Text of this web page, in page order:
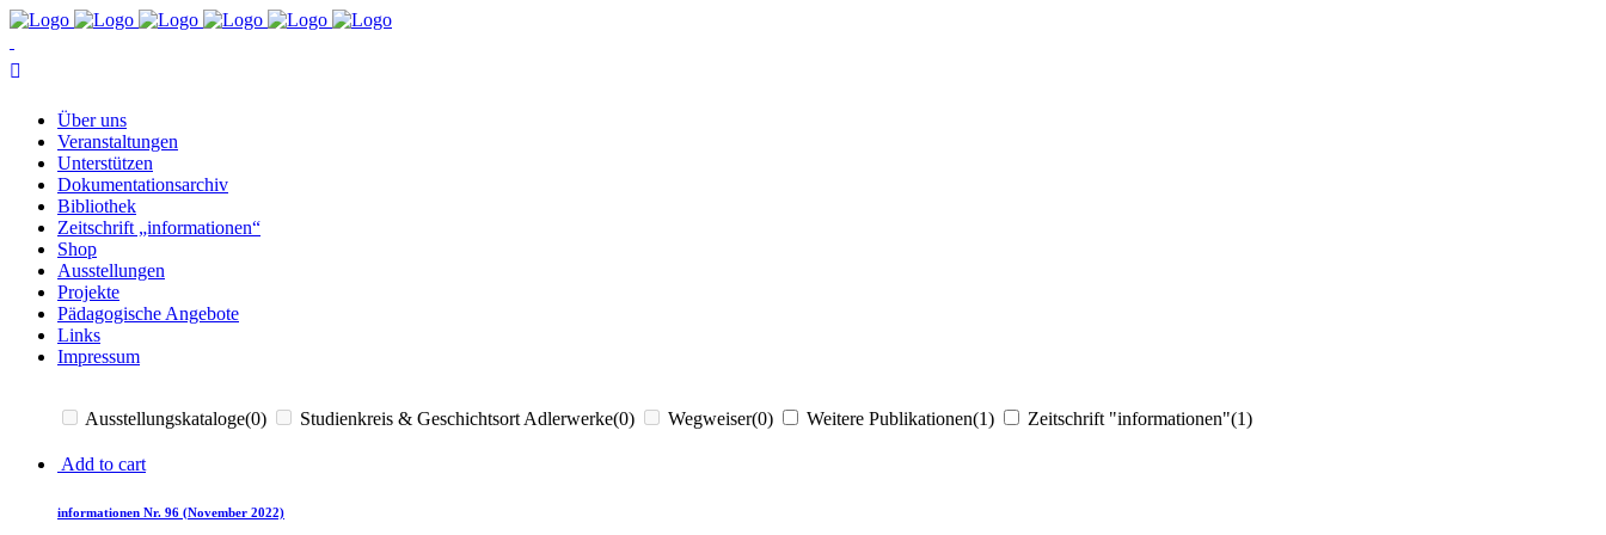
Über uns
Ver­an­stal­tun­gen
Un­ter­stüt­zen
Do­ku­men­ta­ti­ons­ar­chiv
Bi­blio­thek
Zeit­schrift „in­for­ma­tio­nen“
Shop
Aus­stel­lun­gen
Pro­jek­te
Päd­ago­gi­sche Angebote
Links
Im­pres­sum
Ausstellungskataloge(0) Studienkreis & Geschichtsort Adlerwerke(0) Wegweiser(0) Weitere Publikationen(1) Zeitschrift "informationen"(1)
Add to cart
in­for­ma­tio­nen Nr. 96 (No­vem­ber 2022)